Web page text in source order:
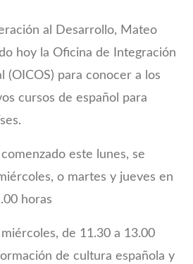
al Desarrollo, Mateo
hoy la Oficina de Integración
(OICOS) para conocer a los
cursos de español para
este lunes, se
o martes y jueves en
horas
de 11.30 a 13.00
de cultura española y